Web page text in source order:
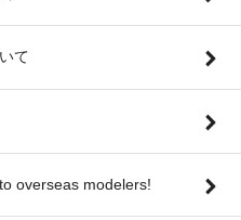
て
overseas modelers!